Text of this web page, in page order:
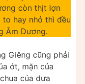
còn thịt lợn
to hay nhỏ thì đều
Âm Dương.
Giêng cũng phải
ớt, mặn của
của dưa